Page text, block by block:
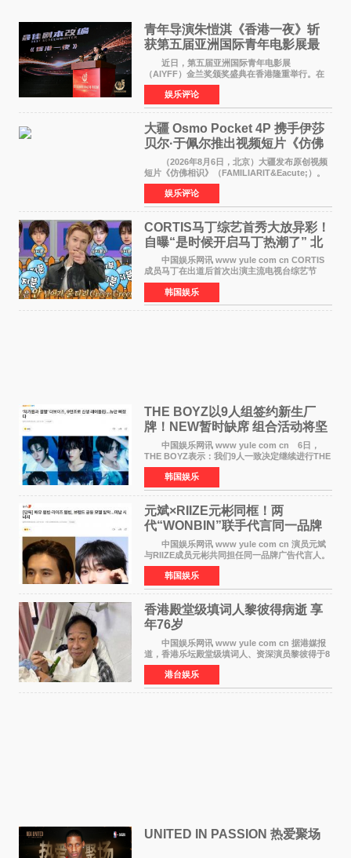
青年导演朱愷淇《香港一夜》斩
获第五届亚洲国际青年电影展最
佳剧本改编奖
近日，第五届亚洲国际青年电影展
（AIYFF）金兰奖颁奖盛典在香港隆重举行。在
这场汇聚数百位海内外电影人、文化界人士及媒
体代表的亚洲青年影视盛会上，香港本土电影
《香港一夜》（Dawn in Ho
娱乐评论
大疆 Osmo Pocket 4P 携手伊莎
贝尔·于佩尔推出视频短片《仿佛
相识》
（2026年8月6日，北京）大疆发布原创视频
短片《仿佛相识》（FAMILIARIT&Eacute;）。
视频短片由戛纳国际电影节最佳女演员伊莎贝尔·
于佩尔（Isabelle Huppert）主演，全程使用大
疆首款双主摄口
娱乐评论
CORTIS马丁综艺首秀大放异彩！
自曝“是时候开启马丁热潮了” 北
美巡演火热进行中
中国娱乐网讯 www yule com cn CORTIS
成员马丁在出道后首次出演主流电视台综艺节
目，展现了多才多艺的魅力。 马丁出演了5日
播出的MBC《Radio Star》Fashion与Passion
之间，I&lsquo;m
韩国娱乐
THE BOYZ以9人组签约新生厂
牌！NEW暂时缺席 组合活动将坚
定不移继续
中国娱乐网讯 www yule com cn 6日，
THE BOYZ表示：我们9人一致决定继续进行THE
BOYZ组合活动，并且已经完成了组合团体活动
签约。目前正在新生厂牌下进行活动准备。尚未
离开THE BOYZ原所
韩国娱乐
元斌×RIIZE元彬同框！两
代“WONBIN”联手代言同一品牌
颜值天花板合体
中国娱乐网讯 www yule com cn 演员元斌
与RIIZE成员元彬共同担任同一品牌广告代言人。
6日据独家报道，继演员元斌之后，RIIZE元彬最
近也被选为某在线中介平台A公司的共同广告代言
人，两人将作
韩国娱乐
香港殿堂级填词人黎彼得病逝 享
年76岁​
中国娱乐网讯 www yule com cn 据港媒报
道，香港乐坛殿堂级填词人、资深演员黎彼得于8
月5日上午因病离世，终年76岁。好友钟志光透
露，黎彼得今年3月中风后便卧床休养，身体机能
持续衰退，最
港台娱乐
UNITED IN PASSION 热爱聚场